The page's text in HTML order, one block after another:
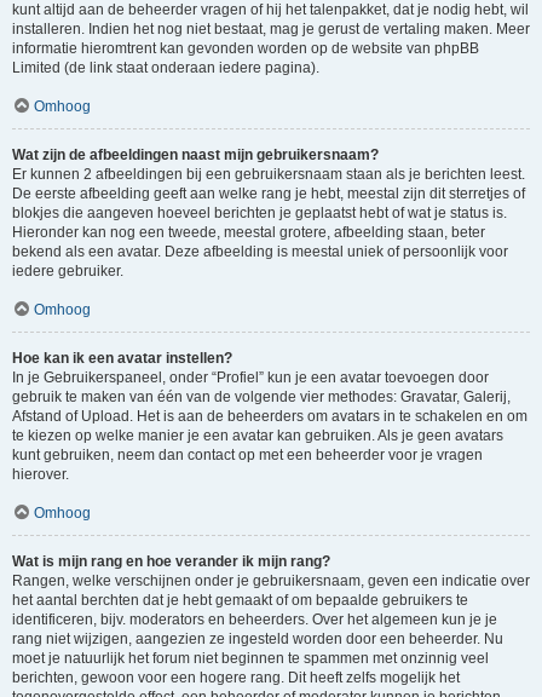
kunt altijd aan de beheerder vragen of hij het talenpakket, dat je nodig hebt, wil
installeren. Indien het nog niet bestaat, mag je gerust de vertaling maken. Meer
informatie hieromtrent kan gevonden worden op de website van phpBB
Limited (de link staat onderaan iedere pagina).
Omhoog
Wat zijn de afbeeldingen naast mijn gebruikersnaam?
Er kunnen 2 afbeeldingen bij een gebruikersnaam staan als je berichten leest.
De eerste afbeelding geeft aan welke rang je hebt, meestal zijn dit sterretjes of
blokjes die aangeven hoeveel berichten je geplaatst hebt of wat je status is.
Hieronder kan nog een tweede, meestal grotere, afbeelding staan, beter
bekend als een avatar. Deze afbeelding is meestal uniek of persoonlijk voor
iedere gebruiker.
Omhoog
Hoe kan ik een avatar instellen?
In je Gebruikerspaneel, onder “Profiel” kun je een avatar toevoegen door
gebruik te maken van één van de volgende vier methodes: Gravatar, Galerij,
Afstand of Upload. Het is aan de beheerders om avatars in te schakelen en om
te kiezen op welke manier je een avatar kan gebruiken. Als je geen avatars
kunt gebruiken, neem dan contact op met een beheerder voor je vragen
hierover.
Omhoog
Wat is mijn rang en hoe verander ik mijn rang?
Rangen, welke verschijnen onder je gebruikersnaam, geven een indicatie over
het aantal berchten dat je hebt gemaakt of om bepaalde gebruikers te
identificeren, bijv. moderators en beheerders. Over het algemeen kun je je
rang niet wijzigen, aangezien ze ingesteld worden door een beheerder. Nu
moet je natuurlijk het forum niet beginnen te spammen met onzinnig veel
berichten, gewoon voor een hogere rang. Dit heeft zelfs mogelijk het